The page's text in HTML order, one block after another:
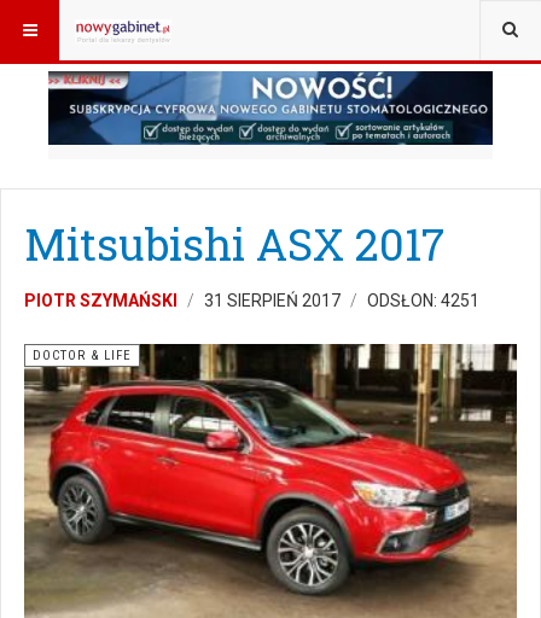
JESTEŚ TUTAJ: START
Mitsubishi ASX 2017
PIOTR SZYMAŃSKI 31 SIERPIEŃ 2017 ODSŁON: 4251
DOCTOR & LIFE